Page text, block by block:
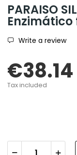
PARAISO
Write a review
€38.14
Tax included